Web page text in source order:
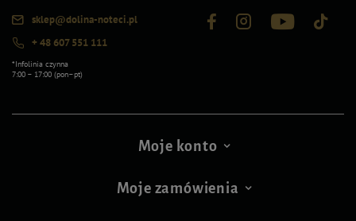
sklep@dolina-noteci.pl
+ 48 607 551 111
*Infolinia czynna
7:00 – 17:00 (pon–pt)
Moje konto
Moje zamówienia